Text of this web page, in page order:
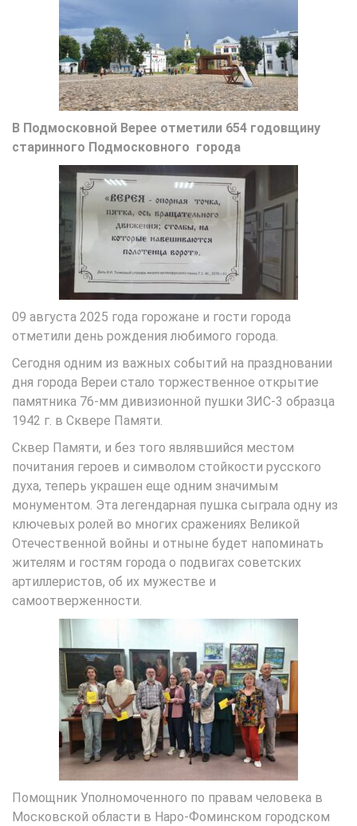
В Подмосковной Верее отметили 654 годовщину
старинного Подмосковного города
09 августа 2025 года горожане и гости города
отметили день рождения любимого города.
Сегодня одним из важных событий на праздновании
дня города Вереи стало торжественное открытие
памятника 76-мм дивизионной пушки ЗИС-3 образца
1942 г. в Сквере Памяти.
Сквер Памяти, и без того являвшийся местом
почитания героев и символом стойкости русского
духа, теперь украшен еще одним значимым
монументом. Эта легендарная пушка сыграла одну из
ключевых ролей во многих сражениях Великой
Отечественной войны и отныне будет напоминать
жителям и гостям города о подвигах советских
артиллеристов, об их мужестве и
самоотверженности.
Помощник Уполномоченного по правам человека в
Московской области в Наро-Фоминском городском